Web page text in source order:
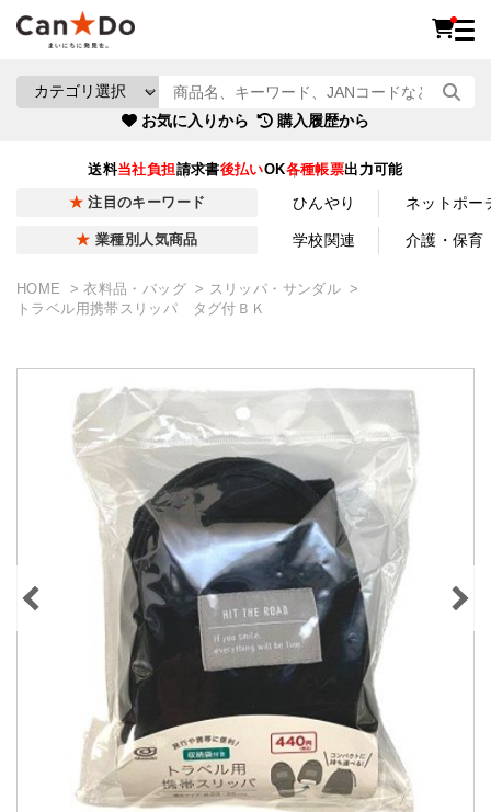
お気に入りから 購入履歴から
送料当社負担請求書後払いOK各種帳票出力可能
注目のキーワード ひんやり ネットポー
業種別人気商品 学校関連 介護・保育
HOME 衣料品・バッグ
スリッパ・サンダル
トラベル用携帯スリッパ タグ付ＢＫ